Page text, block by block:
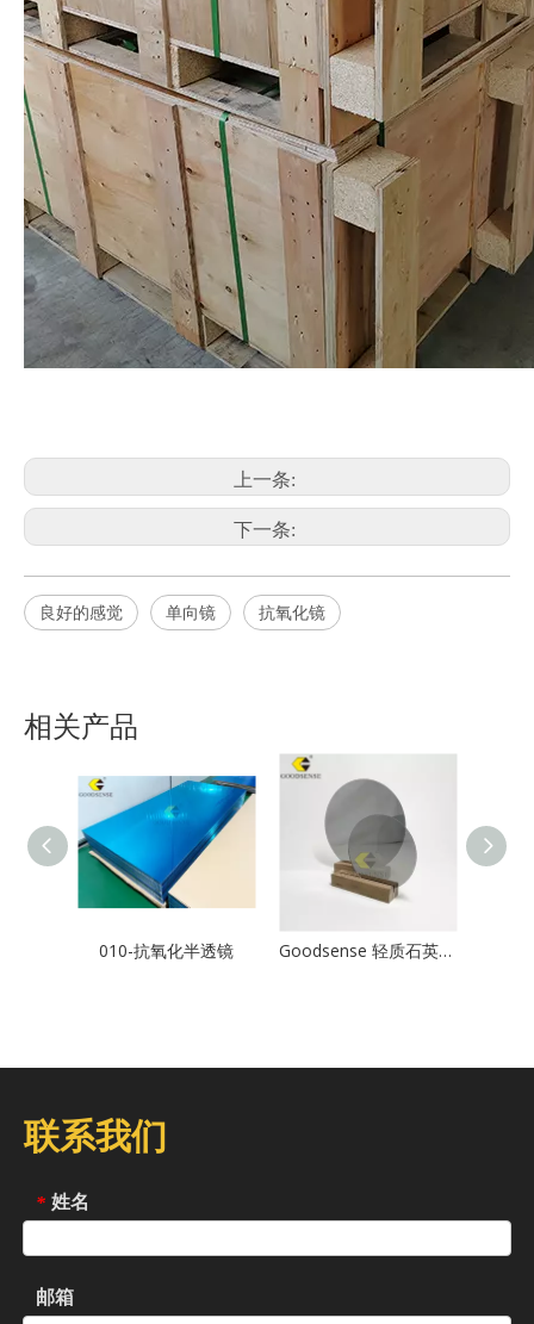
上一条:
下一条:
良好的感觉 单向镜 抗氧化镜
相关产品
010-抗氧化半透镜 Goodsense 轻质石英无玻璃 PMMA 板透明镜串智能镜切割尺寸有机玻璃灰色亚克力半板经销商
联系我们
* 姓名
邮箱